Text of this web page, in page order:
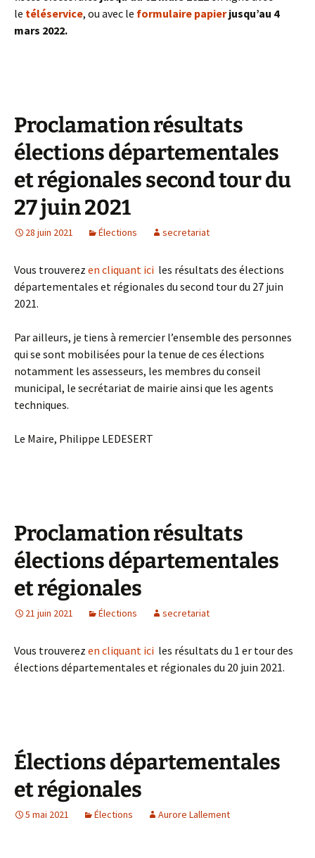
le téléservice, ou avec le formulaire papierjusqu’au 4
mars 2022.
Proclamation résultats
élections départementales
et régionales second tour du
27 juin 2021
28 juin 2021 Élections secretariat
Vous trouverez en cliquant ici les résultats des élections
départementales et régionales du second tour du 27 juin
2021.
Par ailleurs, je tiens à remercier l’ensemble des personnes
qui se sont mobilisées pour la tenue de ces élections
notamment les assesseurs, les membres du conseil
municipal, le secrétariat de mairie ainsi que les agents
techniques.
Le Maire, Philippe LEDESERT
Proclamation résultats
élections départementales
et régionales
21 juin 2021 Élections secretariat
Vous trouverez en cliquant ici les résultats du 1 er tour des
élections départementales et régionales du 20 juin 2021.
Élections départementales
et régionales
5 mai 2021 Élections Aurore Lallement